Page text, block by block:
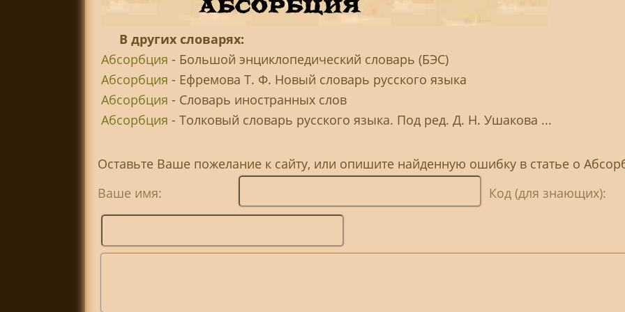
В других словарях:
Абсорбция - Большой энциклопедический словарь (БЭС)
Абсорбция - Ефремова Т. Ф. Новый словарь русского языка
Абсорбция - Словарь иностранных слов
Абсорбция - Толковый словарь русского языка. Под ред. Д. Н. Ушакова ...
Оставьте Ваше пожелание к сайту, или опишите найденную ошибку в статье о
Ваше имя:
Код (для знающих):